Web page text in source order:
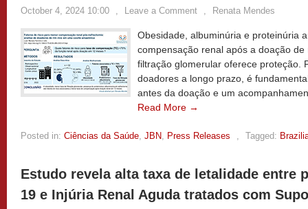
October 4, 2024 10:00 , Leave a Comment , Renata Mendes
Obesidade, albuminúria e proteinúria
compensação renal após a doação
filtração glomerular oferece proteção.
doadores a longo prazo, é
antes da doação e um
Read More →
Posted in: Ciências da Saúde, JBN, Press Releases , Tagged:
Estudo revela alta taxa de letalidade entre
19 e Injúria Renal Aguda tratados com